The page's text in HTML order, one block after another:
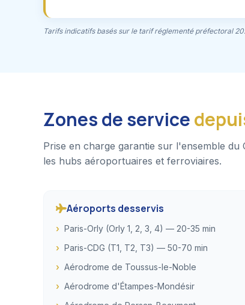
Tarifs indicatifs basés sur le tarif réglementé préfectoral
Zones de service
Prise en charge garantie sur l'ensemble du
les hubs aéroportuaires et ferroviaires.
Aéroports desservis
Paris-Orly (Orly 1, 2, 3, 4) — 20-35 min
Paris-CDG (T1, T2, T3) — 50-70 min
Aérodrome de Toussus-le-Noble
Aérodrome d'Étampes-Mondésir